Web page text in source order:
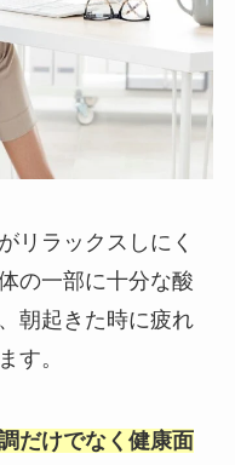
リラックスしにく
の一部に十分な酸
朝起きた時に疲れ
す。
だけでなく健康面